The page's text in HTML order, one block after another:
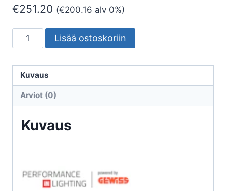
€251.20 (€200.16 alv 0%)
SEINÄVALAISIN
ULKO
10
M
3K
Lisää ostoskoriin
Kuvaus
Arviot (0)
Kuvaus